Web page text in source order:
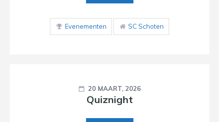
Evenementen SC Schoten
20 MAART, 2026
Quiznight